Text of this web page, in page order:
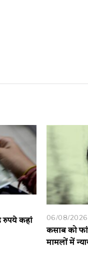
रुपये कहां
06/08/2026
कसाब को
मामलों में